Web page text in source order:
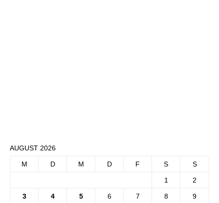
AUGUST 2026
M D M D F S S
1 2
3 4 5 6 7 8 9